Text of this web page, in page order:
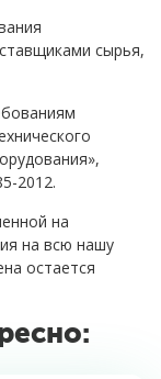
сырья,
2012.
на
на всю нашу
остается